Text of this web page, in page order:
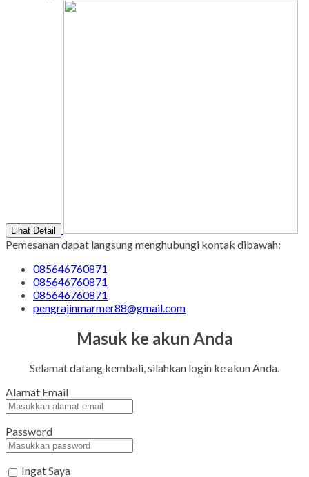
Lihat Detail
Pemesanan dapat langsung menghubungi kontak dibawah:
085646760871
085646760871
085646760871
pengrajinmarmer88@gmail.com
Masuk ke akun Anda
Selamat datang kembali, silahkan login ke akun Anda.
Alamat Email
Password
Ingat Saya